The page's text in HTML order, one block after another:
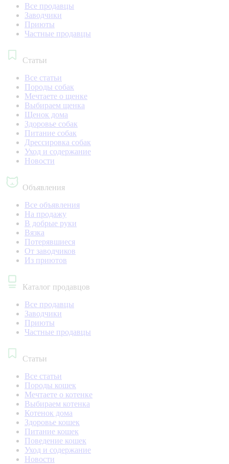
Все продавцы
Заводчики
Приюты
Частные продавцы
Статьи
Все статьи
Породы собак
Мечтаете о щенке
Выбираем щенка
Щенок дома
Здоровье собак
Питание собак
Дрессировка собак
Уход и содержание
Новости
Объявления
Все объявления
На продажу
В добрые руки
Вязка
Потерявшиеся
От заводчиков
Из приютов
Каталог продавцов
Все продавцы
Заводчики
Приюты
Частные продавцы
Статьи
Все статьи
Породы кошек
Мечтаете о котенке
Выбираем котенка
Котенок дома
Здоровье кошек
Питание кошек
Поведение кошек
Уход и содержание
Новости